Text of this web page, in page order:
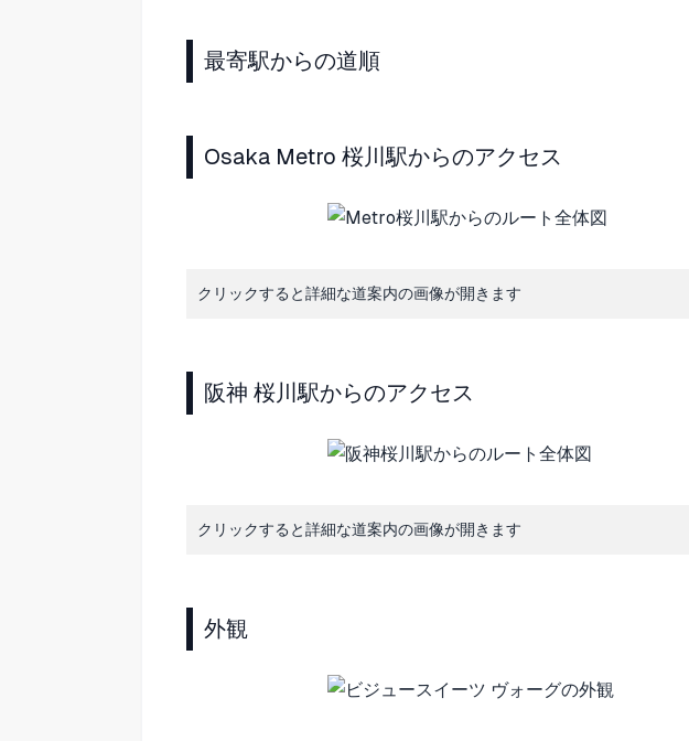
最寄駅からの道順
Osaka Metro 桜川駅からのアクセス
クリックすると詳細な道案内の画像が開きます
阪神 桜川駅からのアクセス
クリックすると詳細な道案内の画像が開きます
外観